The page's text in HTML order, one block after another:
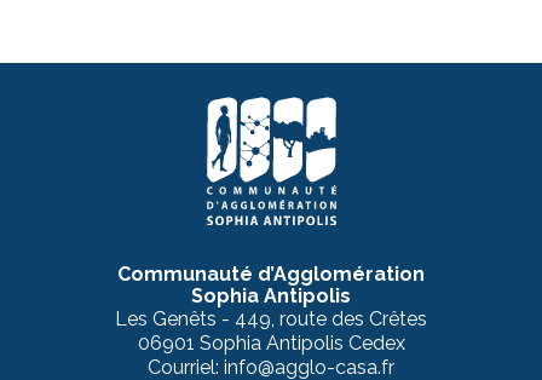
Communauté d’Agglomération
Sophia Antipolis
Les Genêts - 449, route des Crêtes
06901 Sophia Antipolis Cedex
Courriel: info@agglo-casa.fr